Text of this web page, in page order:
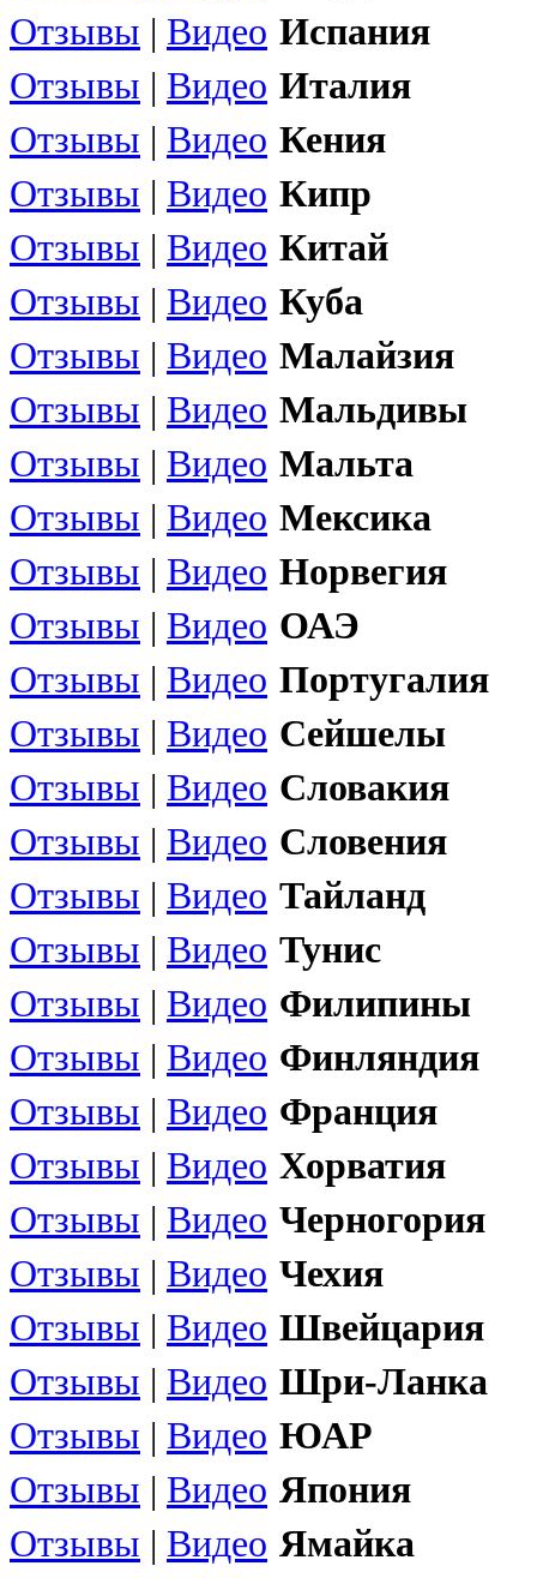
Отзывы | Видео Испания
Отзывы | Видео Италия
Отзывы | Видео Кения
Отзывы | Видео Кипр
Отзывы | Видео Китай
Отзывы | Видео Куба
Отзывы | Видео Малайзия
Отзывы | Видео Мальдивы
Отзывы | Видео Мальта
Отзывы | Видео Мексика
Отзывы | Видео Норвегия
Отзывы | Видео ОАЭ
Отзывы | Видео Португалия
Отзывы | Видео Сейшелы
Отзывы | Видео Словакия
Отзывы | Видео Словения
Отзывы | Видео Тайланд
Отзывы | Видео Тунис
Отзывы | Видео Филипины
Отзывы | Видео Финляндия
Отзывы | Видео Франция
Отзывы | Видео Хорватия
Отзывы | Видео Черногория
Отзывы | Видео Чехия
Отзывы | Видео Швейцария
Отзывы | Видео Шри-Ланка
Отзывы | Видео ЮАР
Отзывы | Видео Япония
Отзывы | Видео Ямайка